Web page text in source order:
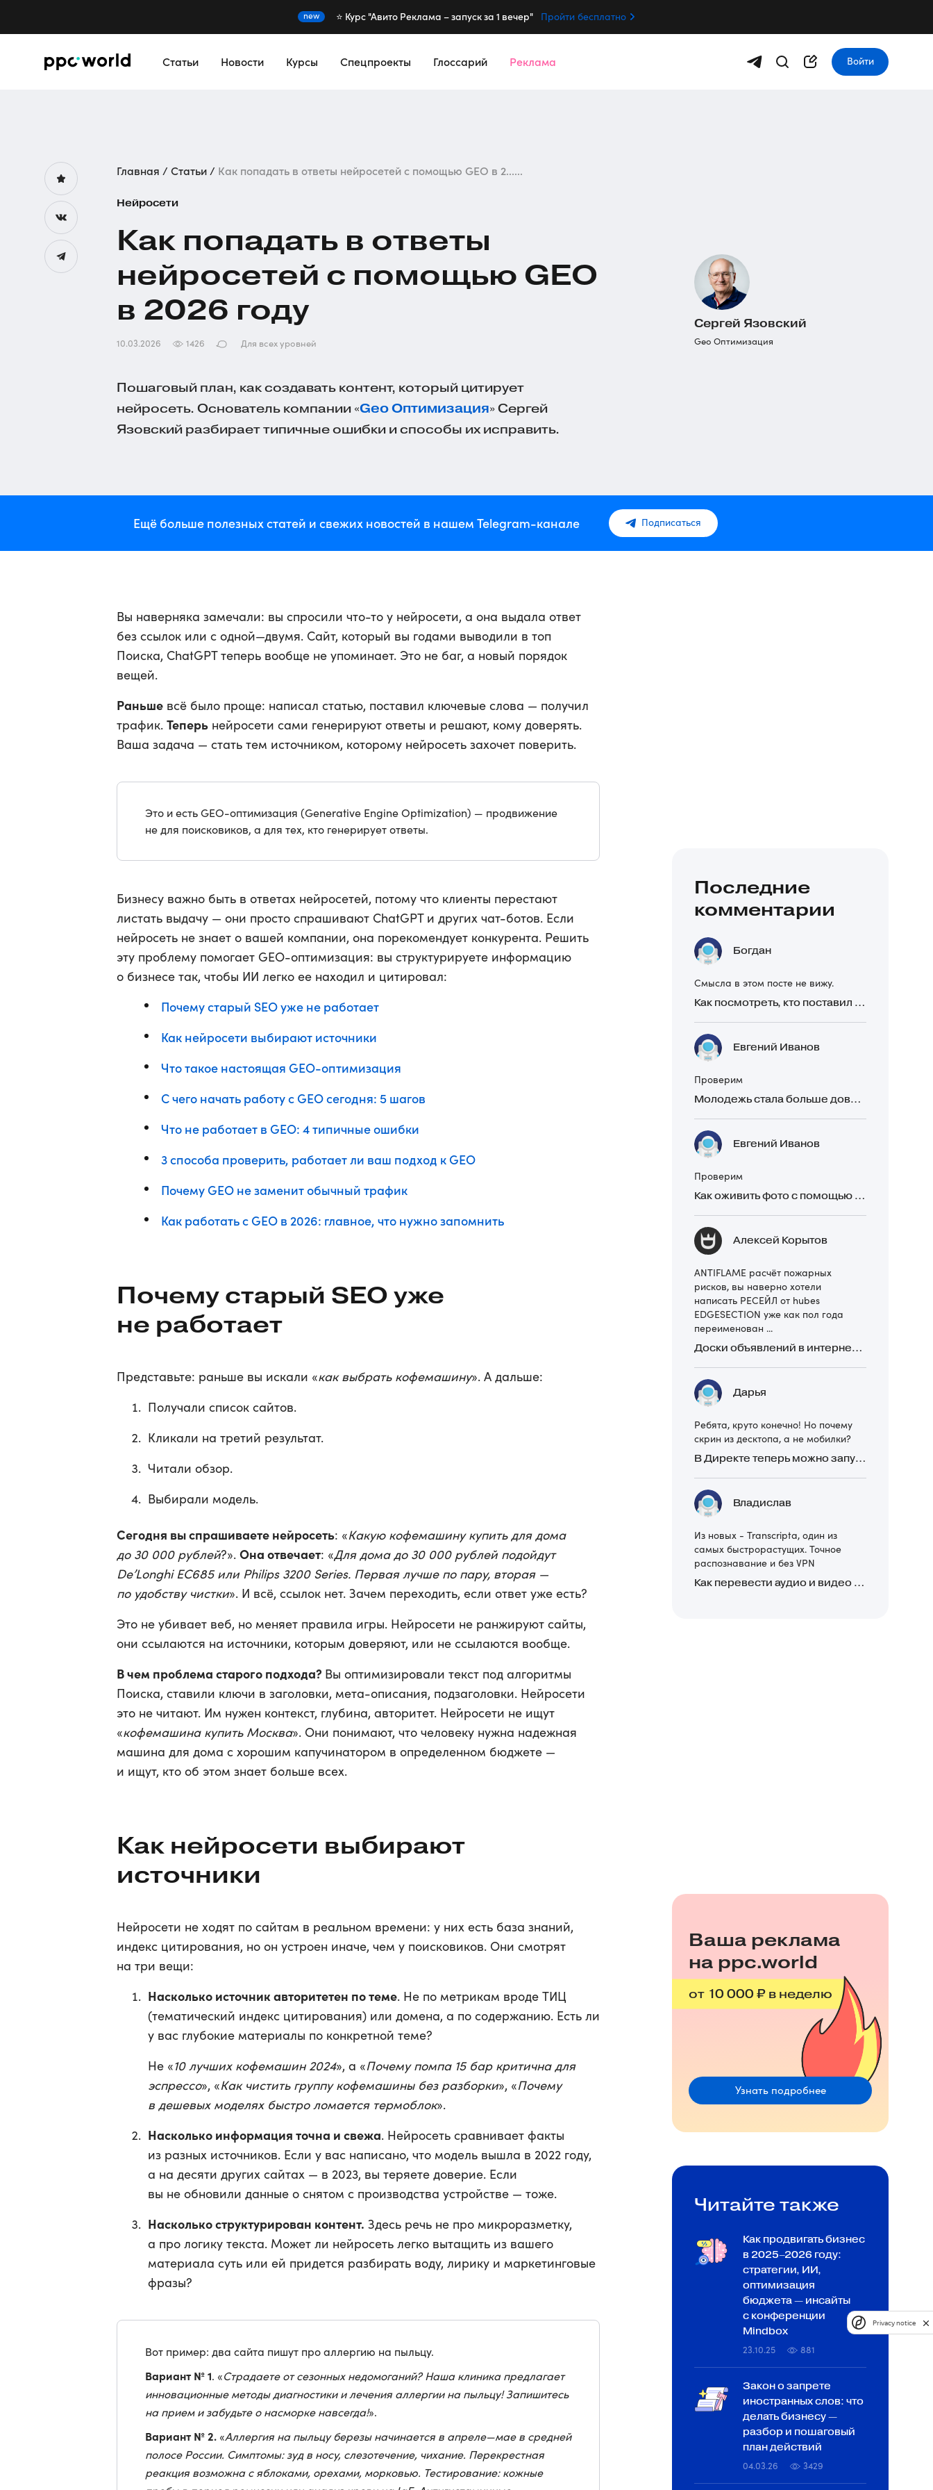
new ⭐️ Курс "Авито Реклама – запуск за 1 вечер" Пройти бесплатно
Статьи Новости Курсы Спецпроекты Глоссарий Реклама Войти
Главная Статьи Как попадать в ответы нейросетей с помощью GEO в 2......
Нейросети
Как попадать в ответы
нейросетей с помощью GEO
в 2026 году
10.03.2026 1426 Для всех уровней
Пошаговый план, как создавать контент, который цитирует
нейросеть. Основатель компании «Geo Оптимизация» Сергей
Язовский разбирает типичные ошибки и способы их исправить.
Сергей Язовский
Geo Оптимизация
Ещё больше полезных статей и свежих новостей в нашем Telegram-канале Подписаться
Вы наверняка замечали: вы спросили что-то у нейросети, а она выдала ответ
без ссылок или с одной—двумя. Сайт, который вы годами выводили в топ
Поиска, ChatGPT теперь вообще не упоминает. Это не баг, а новый порядок
вещей.
Раньше всё было проще: написал статью, поставил ключевые слова — получил
трафик. Теперь нейросети сами генерируют ответы и решают, кому доверять.
Ваша задача — стать тем источником, которому нейросеть захочет поверить.
Это и есть GEO-оптимизация (Generative Engine Optimization) — продвижение
не для поисковиков, а для тех, кто генерирует ответы.
Бизнесу важно быть в ответах нейросетей, потому что клиенты перестают
листать выдачу — они просто спрашивают ChatGPT и других чат-ботов. Если
нейросеть не знает о вашей компании, она порекомендует конкурента. Решить
эту проблему помогает GEO-оптимизация: вы структурируете информацию
о бизнесе так, чтобы ИИ легко ее находил и цитировал:
Почему старый SEO уже не работает
Как нейросети выбирают источники
Что такое настоящая GEO-оптимизация
С чего начать работу с GEO сегодня: 5 шагов
Что не работает в GEO: 4 типичные ошибки
3 способа проверить, работает ли ваш подход к GEO
Почему GEO не заменит обычный трафик
Как работать с GEO в 2026: главное, что нужно запомнить
Почему старый SEO уже
не работает
Представьте: раньше вы искали «как выбрать кофемашину». А дальше:
Получали список сайтов.
Кликали на третий результат.
Читали обзор.
Выбирали модель.
Сегодня вы спрашиваете нейросеть: «Какую кофемашину купить для дома
до 30 000 рублей?». Она отвечает: «Для дома до 30 000 рублей подойдут
De’Longhi EC685 или Philips 3200 Series. Первая лучше по пару, вторая —
по удобству чистки». И всё, ссылок нет. Зачем переходить, если ответ уже есть?
Это не убивает веб, но меняет правила игры. Нейросети не ранжируют сайты,
они ссылаются на источники, которым доверяют, или не ссылаются вообще.
В чем проблема старого подхода? Вы оптимизировали текст под алгоритмы
Поиска, ставили ключи в заголовки, мета-описания, подзаголовки. Нейросети
это не читают. Им нужен контекст, глубина, авторитет. Нейросети не ищут
«кофемашина купить Москва». Они понимают, что человеку нужна надежная
машина для дома с хорошим капучинатором в определенном бюджете —
и ищут, кто об этом знает больше всех.
Как нейросети выбирают
источники
Нейросети не ходят по сайтам в реальном времени: у них есть база знаний,
индекс цитирования, но он устроен иначе, чем у поисковиков. Они смотрят
на три вещи:
Насколько источник авторитетен по теме. Не по метрикам вроде ТИЦ
(тематический индекс цитирования) или домена, а по содержанию. Есть ли
у вас глубокие материалы по конкретной теме?
Не «10 лучших кофемашин 2024», а «Почему помпа 15 бар критична для
эспрессо», «Как чистить группу кофемашины без разборки», «Почему
в дешевых моделях быстро ломается термоблок».
Насколько информация точна и свежа. Нейросеть сравнивает факты
из разных источников. Если у вас написано, что модель вышла в 2022 году,
а на десяти других сайтах — в 2023, вы теряете доверие. Если
вы не обновили данные о снятом с производства устройстве — тоже.
Насколько структурирован контент. Здесь речь не про микроразметку,
а про логику текста. Может ли нейросеть легко вытащить из вашего
материала суть или ей придется разбирать воду, лирику и маркетинговые
фразы?
Вот пример: два сайта пишут про аллергию на пыльцу.
Вариант № 1. «Страдаете от сезонных недомоганий? Наша клиника предлагает
инновационные методы диагностики и лечения аллергии на пыльцу! Запишитесь
на прием и забудьте о насморке навсегда!».
Вариант № 2. «Аллергия на пыльцу березы начинается в апреле—мае в средней
полосе России. Симптомы: зуд в носу, слезотечение, чихание. Перекрестная
реакция возможна с яблоками, орехами, морковью. Тестирование: кожные
Последние
комментарии
Богдан
Смысла в этом посте не вижу.
Как посмотреть, кто поставил реакцию в Telegram
Евгений Иванов
Проверим
Молодежь стала больше доверять рекомендациям в закрытых Telegram-чатах, чем официальной рекламе
Евгений Иванов
Проверим
Как оживить фото с помощью нейросетей в 2026 году: 17 бесплатных онлайн-сервисов, приложений и ботов
Алексей Корытов
ANTIFLAME расчёт пожарных
рисков, вы наверно хотели
написать РЕСЕЙЛ от hubes
EDGESECTION уже как пол года
переименован ...
Доски объявлений в интернете: какие лучше и безопаснее? Сравниваем 5 популярных
Дарья
Ребята, круто конечно! Но почему
скрин из десктопа, а не мобилки?
В Директе теперь можно запускать Премиум-билборд для мобильных устройств
Владислав
Из новых - Transcripta, один из
самых быстрорастущих. Точное
распознавание и без VPN
Как перевести аудио и видео в текст: обзор 24 нейросетей, программ и сервисов для транскрибации
Ваша реклама
на ppc.world
от 10 000 ₽ в неделю
Узнать подробнее
Читайте также
Как продвигать бизнес
в 2025–2026 году:
стратегии, ИИ,
оптимизация
бюджета — инсайты
с конференции
Mindbox
23.10.25 881
Закон о запрете
иностранных слов: что
делать бизнесу —
разбор и пошаговый
план действий
04.03.26 3429
Privacy notice